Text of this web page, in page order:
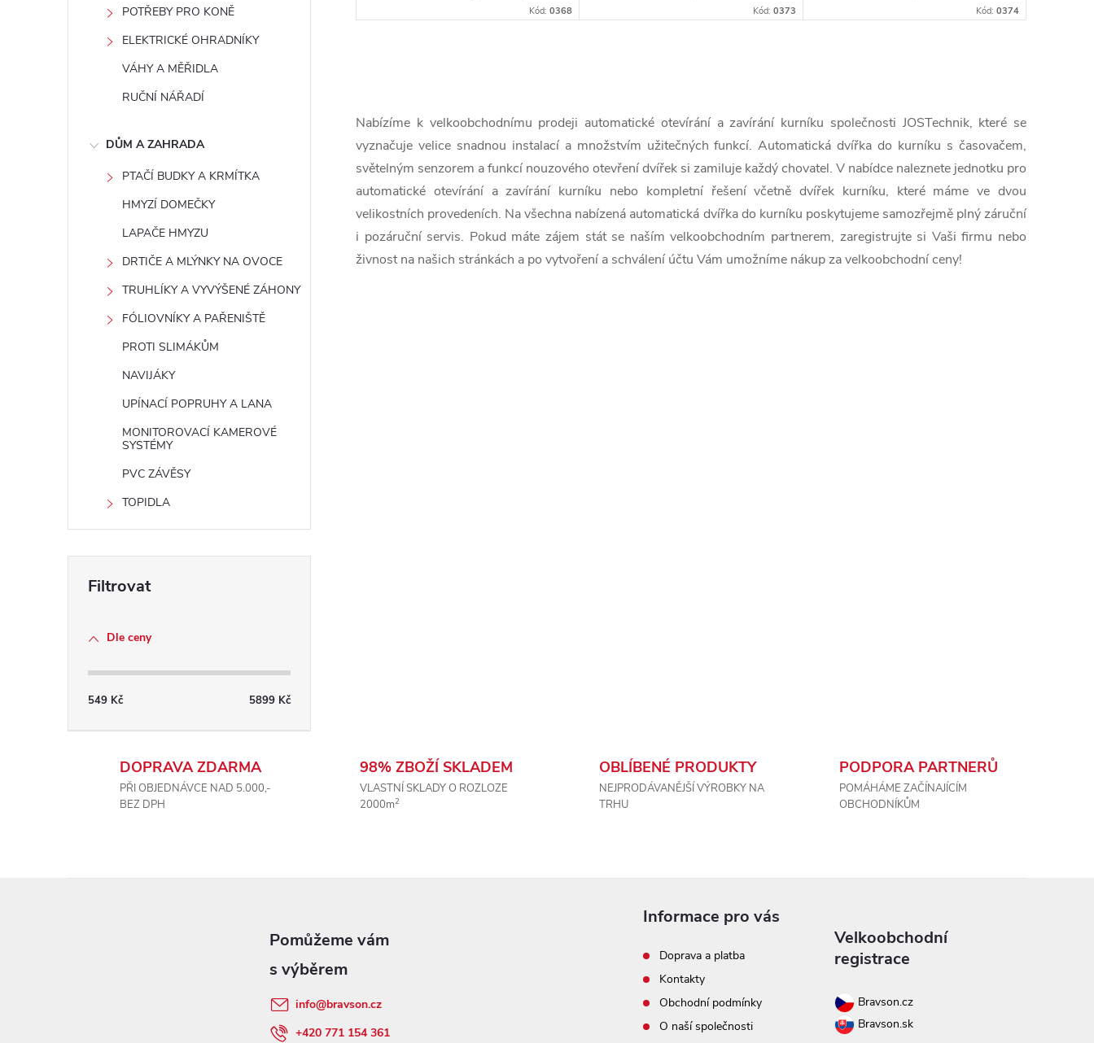
POTŘEBY PRO KONĚ
ELEKTRICKÉ OHRADNÍKY
VÁHY A MĚŘIDLA
RUČNÍ NÁŘADÍ
DŮM A ZAHRADA
PTAČÍ BUDKY A KRMÍTKA
HMYZÍ DOMEČKY
LAPAČE HMYZU
DRTIČE A MLÝNKY NA OVOCE
TRUHLÍKY A VYVÝŠENÉ ZÁHONY
FÓLIOVNÍKY A PAŘENIŠTĚ
PROTI SLIMÁKŮM
NAVIJÁKY
UPÍNACÍ POPRUHY A LANA
MONITOROVACÍ KAMEROVÉ
SYSTÉMY
PVC ZÁVĚSY
TOPIDLA
Dle ceny
549 Kč 5899 Kč
napájení na baterie/6V adaptér.Kód:0368 Kód: 0373 Kód: 0374
v
l
á
d
a
Nabízíme k velkoobchodnímu prodeji automatické otevírání a zavírání kurníku společnosti JOSTechnik, které se
vyznačuje velice snadnou instalací a množstvím užitečných funkcí. Automatická dvířka do kurníku s časovačem,
světelným senzorem a funkcí nouzového otevření dvířek si zamiluje každý chovatel. V nabídce naleznete jednotku pro
automatické otevírání a zavírání kurníku nebo kompletní řešení včetně dvířek kurníku, které máme ve dvou
velikostních provedeních. Na všechna nabízená automatická dvířka do kurníku poskytujeme samozřejmě plný záruční
i pozáruční servis. Pokud máte zájem stát se naším velkoobchodním partnerem, zaregistrujte si Vaši firmu nebo
živnost na našich stránkách a po vytvoření a schválení účtu Vám umožníme nákup za velkoobchodní ceny!
DOPRAVA ZDARMA
PŘI OBJEDNÁVCE NAD 5.000,-
BEZ DPH
98% ZBOŽÍ SKLADEM
VLASTNÍ SKLADY O ROZLOZE
2000m2
OBLÍBENÉ PRODUKTY
NEJPRODÁVANĚJŠÍ VÝROBKY NA
TRHU
PODPORA PARTNERŮ
POMÁHÁME ZAČÍNAJÍCÍM
OBCHODNÍKŮM
info@bravson.cz
+420 771 154 361
Informace pro vás
Doprava a platba
Kontakty
Obchodní podmínky
O naší společnosti
Velkoobchodní
registrace
Bravson.cz
Bravson.sk